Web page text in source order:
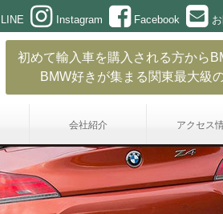
LINE Instagram Facebook
初めて輸入車を購入される方から
BMW好きが集まる関東最大級
会社紹介 アクセス